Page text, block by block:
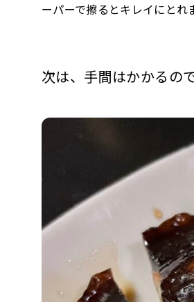
ーパーで擦るとキレイにとれ
次は、手間はかかるの